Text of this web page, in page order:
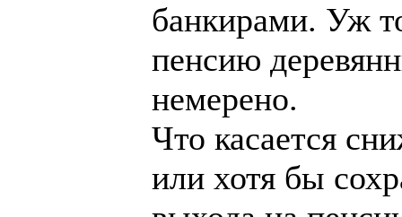
банкирами. Уж
пенсию
немерено.
Что касается
или хотя бы